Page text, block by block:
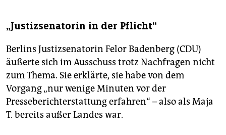
„Justizsenatorin in der Pflicht“
Berlins Justizsenatorin Felor Badenberg (CDU)
äußerte sich im Ausschuss trotz Nachfragen nicht
zum Thema. Sie erklärte, sie habe von dem
Vorgang „nur wenige Minuten vor der
Presseberichterstattung erfahren“ – also als Maja
T. bereits außer Landes war.